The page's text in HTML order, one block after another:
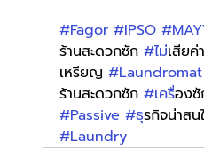
#Fagor #IPSO
ร้านสะดวกซัก #ไมเสียค่
เหรียญ #Laundromat
ร้านสะดวกซัก #เครอง
#Passive #ธรกิจน่าสน
#Laundry